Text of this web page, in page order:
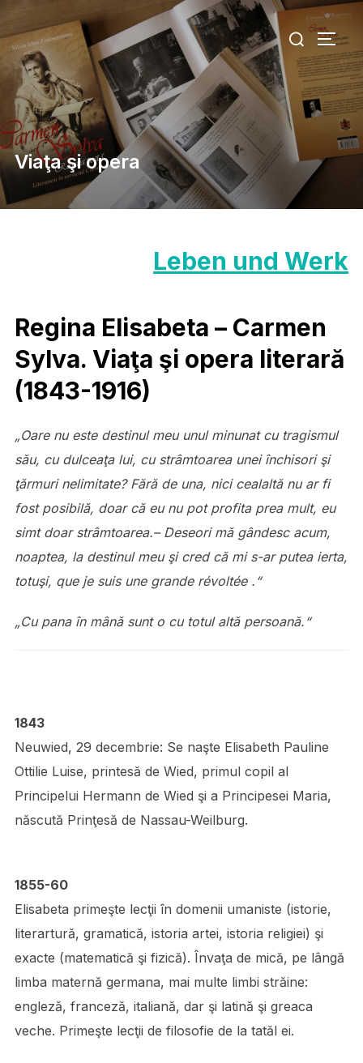
Inhalten
springen
Suchen
nach:
Viaţa şi opera
Leben und Werk
Regina Elisabeta – Carmen
Sylva. Viaţa şi opera literară
(1843-1916)
„Oare nu este destinul meu unul minunat cu tragismul
său, cu dulceaţa lui, cu strâmtoarea unei închisori şi
ţărmuri nelimitate? Fără de una, nici cealaltă nu ar fi
fost posibilă, doar că eu nu pot profita prea mult, eu
simt doar strâmtoarea.– Deseori mă gândesc acum,
noaptea, la destinul meu şi cred că mi s-ar putea ierta,
totuşi, que je suis une grande révoltée.“
„Cu pana în mână sunt o cu totul altă persoană.“
1843
Neuwied, 29 decembrie: Se naşte Elisabeth Pauline
Ottilie Luise, printesă de Wied, primul copil al
Principelui Hermann de Wied şi a Principesei Maria,
născută Prinţesă de Nassau-Weilburg.
1855-60
Elisabeta primeşte lecţii în domenii umaniste (istorie,
literartură, gramatică, istoria artei, istoria religiei) şi
exacte (matematică şi fizică). Învaţa de mică, pe lângă
limba maternă germana, mai multe limbi străine:
engleză, franceză, italiană, dar şi latină şi greaca
veche. Primeşte lecţii de filosofie de la tatăl ei.